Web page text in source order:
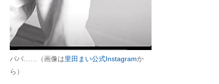
モノづくり技術者専門サイト
エレクトロニクス専門サイト
電子設計の基本と応用
パパ……（画像は里田まい公式Instagramか
ら）